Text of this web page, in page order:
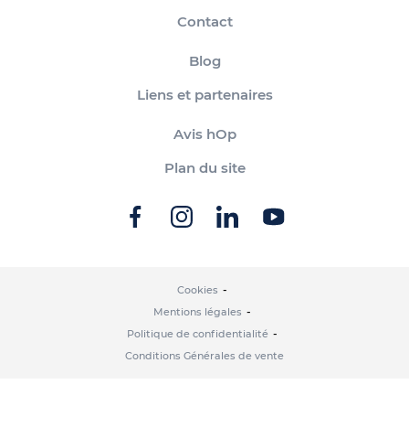
Contact
Blog
Liens et partenaires
Avis hOp
Plan du site
Cookies
Mentions légales
Politique de confidentialité
Conditions Générales de vente